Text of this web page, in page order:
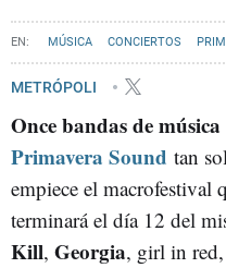
MÚSICA CONCIERTOS
METRÓPOLI
Once bandas de música
Primavera Sound tan
empiece el macrofestival
terminará el día 12 del
Kill, Georgia, girl in